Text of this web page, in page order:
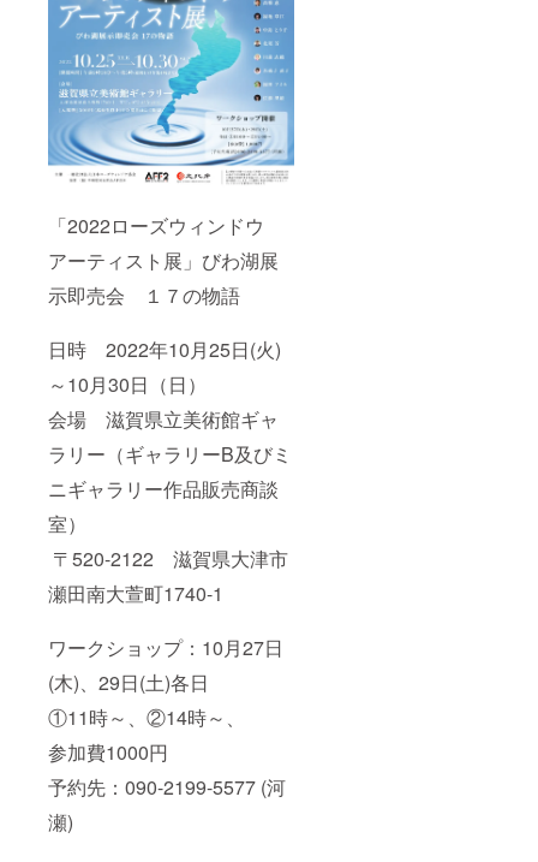
「2022ローズウィンドウ
アーティスト展」びわ湖展
示即売会 １７の物語
日時 2022年10月25日(火)
～10月30日（日）
会場 滋賀県立美術館ギャ
ラリー（ギャラリーB及びミ
ニギャラリー作品販売商談
室）
〒520-2122 滋賀県大津市
瀬田南大萱町1740-1
ワークショップ：10月27日
(木)、29日(土)各日
①11時～、②14時～、
参加費1000円
予約先：090-2199-5577 (河
瀬)